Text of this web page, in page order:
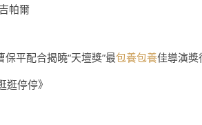
帕爾
平配合揭曉“天壇獎”最包養包養佳導演獎
停停》